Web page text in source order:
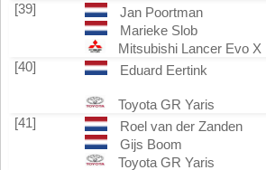
[39]
Jan Poortman
Marieke Slob
Mitsubishi Lancer Evo X
[40]
Eduard Eertink
Toyota GR Yaris
[41]
Roel van der Zanden
Gijs Boom
Toyota GR Yaris